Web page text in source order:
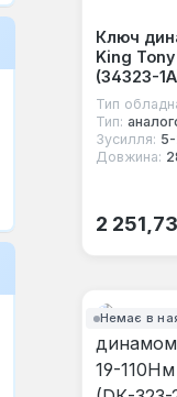
Ключ
King
(34323-
Тип
Тип:
Зусилля:
Довжина:
2
Немає в